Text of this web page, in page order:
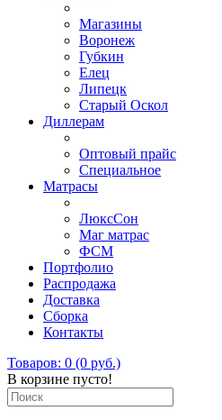
Магазины
Воронеж
Губкин
Елец
Липецк
Старый Оскол
Диллерам
Оптовый прайс
Специальное
Матрасы
ЛюксСон
Маг матрас
ФСМ
Портфолио
Распродажа
Доставка
Сборка
Контакты
Товаров: 0 (0 руб.)
В корзине пусто!